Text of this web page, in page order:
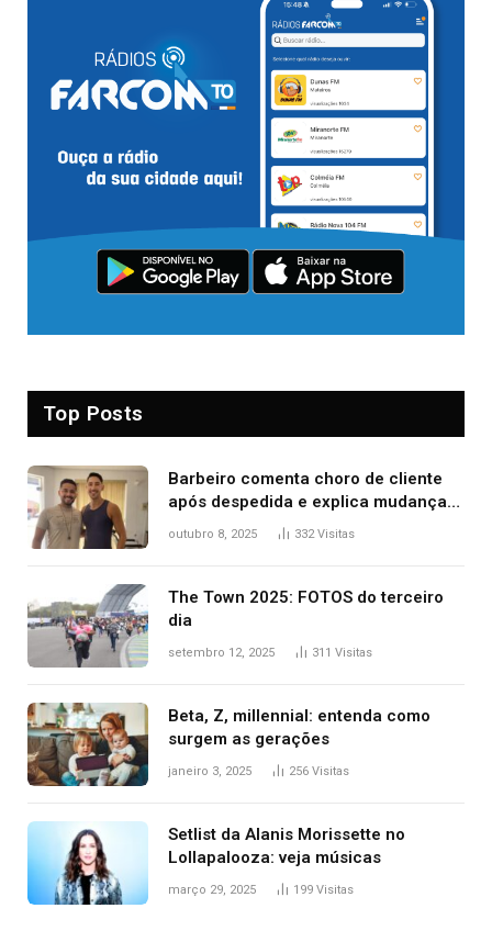
Top Posts
Barbeiro comenta choro de cliente
após despedida e explica mudança
para o TO: ‘Não esperava atingir
outubro 8, 2025 332Visitas
The Town 2025: FOTOS do terceiro
dia
setembro 12, 2025 311 Visitas
Beta, Z, millennial: entenda como
surgem as gerações
janeiro 3, 2025 256 Visitas
Setlist da Alanis Morissette no
Lollapalooza: veja músicas
março 29, 2025 199 Visitas